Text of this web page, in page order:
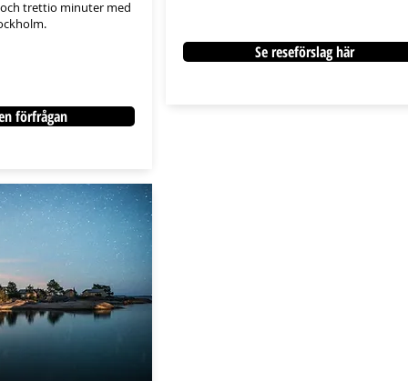
trettio minuter med
förfrågan
Se reseförslag här